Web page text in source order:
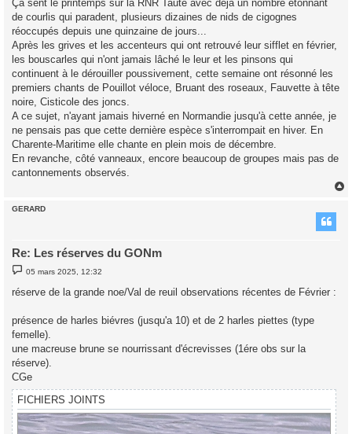
s
a
e
Ça sent le printemps sur la RNR Taute avec déjà un nombre étonnant
de courlis qui paradent, plusieurs dizaines de nids de cigognes
réoccupés depuis une quinzaine de jours...
Après les grives et les accenteurs qui ont retrouvé leur sifflet en février,
les bouscarles qui n'ont jamais lâché le leur et les pinsons qui
continuent à le dérouiller poussivement, cette semaine ont résonné les
premiers chants de Pouillot véloce, Bruant des roseaux, Fauvette à tête
noire, Cisticole des joncs.
A ce sujet, n'ayant jamais hiverné en Normandie jusqu'à cette année, je
ne pensais pas que cette dernière espèce s'interrompait en hiver. En
Charente-Maritime elle chante en plein mois de décembre.
En revanche, côté vanneaux, encore beaucoup de groupes mais pas de
cantonnements observés.
GERARD
Re: Les réserves du GONm
M
e
s
g
e
05 mars 2025, 12:32
réserve de la grande noe/Val de reuil observations récentes de Février :
présence de harles biévres (jusqu'a 10) et de 2 harles piettes (type
femelle).
une macreuse brune se nourrissant d'écrevisses (1ére obs sur la
réserve).
CGe
FICHIERS JOINTS